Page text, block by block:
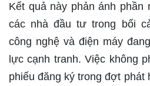
Kết quả này phản ánh phần
các nhà đầu tư trong bối
công nghệ và điện máy
lực cạnh tranh. Việc không
phiếu đăng ký trong đợt phát